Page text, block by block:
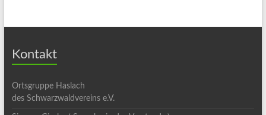
Kontakt
Ortsgruppe Haslach
des Schwarzwaldvereins e.V.